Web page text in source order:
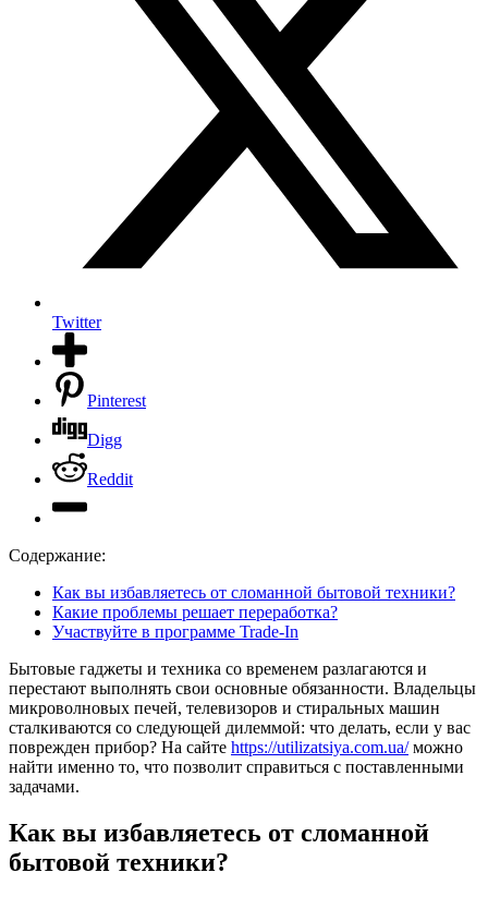
Twitter
Pinterest
Digg
Reddit
Содержание:
Как вы избавляетесь от сломанной бытовой техники?
Какие проблемы решает переработка?
Участвуйте в программе Trade-In
Бытовые гаджеты и техника со временем разлагаются и
перестают выполнять свои основные обязанности. Владельцы
микроволновых печей, телевизоров и стиральных машин
сталкиваются со следующей дилеммой: что делать, если у вас
поврежден прибор? На сайте https://utilizatsiya.com.ua/можно
найти именно то, что позволит справиться с поставленными
задачами.
Как вы избавляетесь от сломанной
бытовой техники?